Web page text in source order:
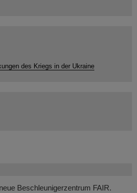
Beschleunigerzentrum FAIR.
des Kriegs in der Ukraine